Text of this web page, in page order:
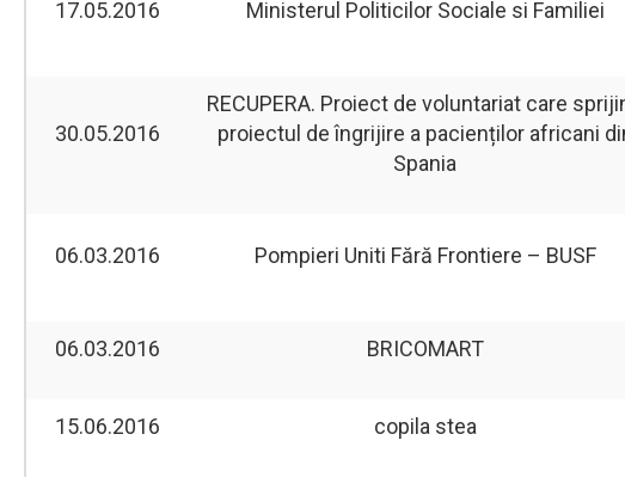
17.05.2016 Ministerul Politicilor Sociale si Familiei
30.05.2016
RECUPERA. Proiect de voluntariat care
proiectul de îngrijire a pacienților africani
Spania
06.03.2016 Pompieri Uniti Fără Frontiere – BUSF
06.03.2016 BRICOMART
15.06.2016 copila stea